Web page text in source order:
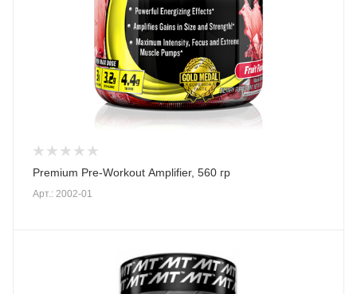
Premium Pre-Workout Amplifier, 560 гр
Арт.: 2002-01